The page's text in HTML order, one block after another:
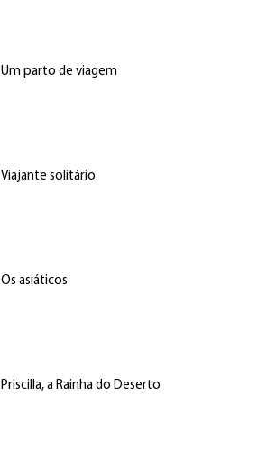
Um parto de viagem
Viajante solitário
Os asiáticos
Priscilla, a Rainha do Deserto